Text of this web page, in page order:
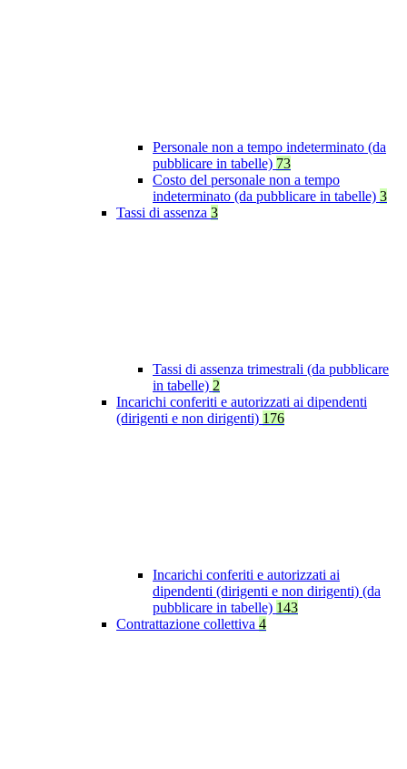
Personale non a tempo indeterminato (da
pubblicare in tabelle) 73
Costo del personale non a tempo
indeterminato (da pubblicare in tabelle) 3
Tassi di assenza 3
Tassi di assenza trimestrali (da pubblicare
in tabelle) 2
Incarichi conferiti e autorizzati ai dipendenti
(dirigenti e non dirigenti) 176
Incarichi conferiti e autorizzati ai
dipendenti (dirigenti e non dirigenti) (da
pubblicare in tabelle) 143
Contrattazione collettiva 4